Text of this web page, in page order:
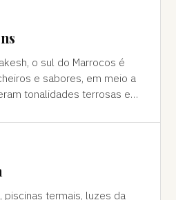
o sul do Marrocos é
e sabores, em meio a
tonalidades terrosas e
piscinas termais, luzes da